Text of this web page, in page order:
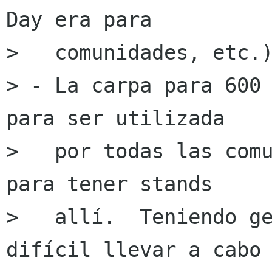
Day era para
>   comunidades,
> - La carpa para 600
para ser utilizada
>   por todas las
para tener stands
>   allí.  Teniendo
difícil llevar a cabo